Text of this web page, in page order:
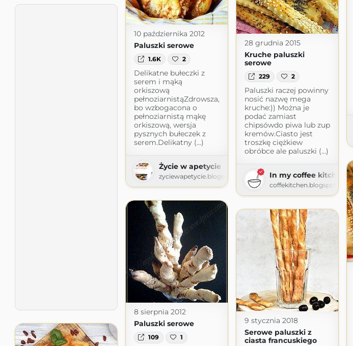
10 października 2012
Paluszki serowe
1.6K 2
Delikatne bułeczki z
serem i mąką
orkiszową
pełnoziarnistąZdrowsza,
bo wzbogacona o
pełnoziarnistą mąkę
orkiszową, wersja
pysznych bułeczek z
serem.Delikatny (...)
Życie w apetycie
zyciewapetycie.blogspot.com
28 grudnia 2015
Kruche paluszki
serowe
229 2
Paluszki raczej powinny
nosić nazwę mega
kruche:)) Można je
podać zamiast
chipsówdo piwa lub zup
kremów.Ciasto jest
troszkę ciężkiew
obróbce ale paluszki (...)
In my coffee kitchen
coffekitchen.blogspot.com
8 sierpnia 2012
Paluszki serowe
109 1
9 stycznia 2018
Serowe paluszki z
ciasta francuskiego